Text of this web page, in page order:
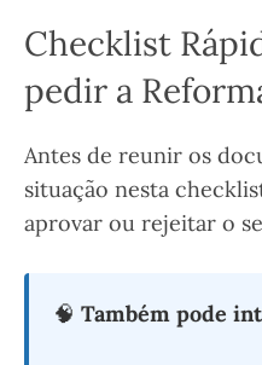
Checklist
pedir a
Antes de reunir os
situação nesta
aprovar ou rejeitar o
🧠 Também pode